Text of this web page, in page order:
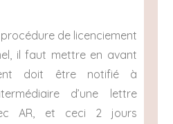
de licenciement
il faut mettre en avant
doit être notifié à
d’une lettre
AR, et ceci 2 jours